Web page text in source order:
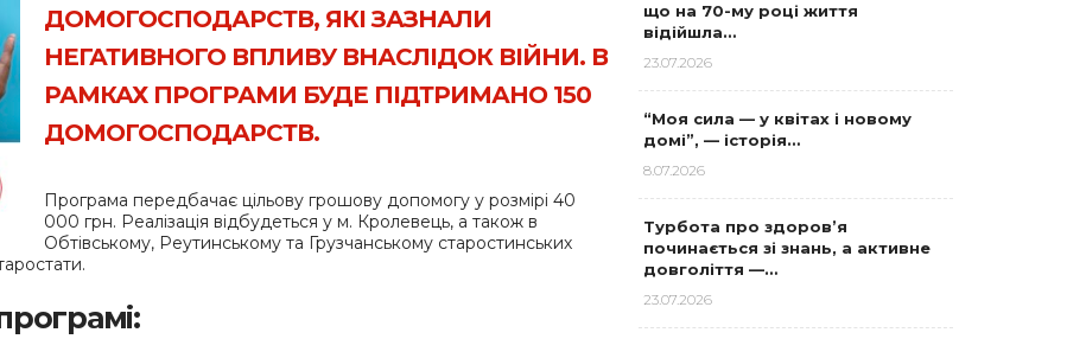
ДОМОГОСПОДАРСТВ, ЯКІ ЗАЗНАЛИ
НЕГАТИВНОГО ВПЛИВУ ВНАСЛІДОК ВІЙНИ. В
РАМКАХ ПРОГРАМИ БУДЕ ПІДТРИМАНО 150
ДОМОГОСПОДАРСТВ.
Програма передбачає цільову грошову допомогу у розмірі 40
000 грн. Реалізація відбудеться у м. Кролевець, а також в
Обтівському, Реутинському та Грузчанському старостинських
що на 70-му році життя
відійшла…
23.07.2026
“Моя сила — у квітах і новому
домі”, — історія…
8.07.2026
Турбота про здоров’я
починається зі знань, а активне
довголіття —…
23.07.2026